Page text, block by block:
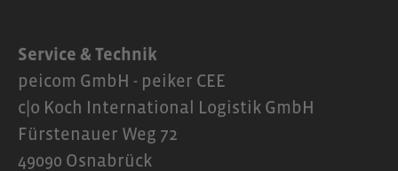
Service & Technik
peicom GmbH - peiker CEE
c|o Koch International Logistik GmbH
Fürstenauer Weg 72
49090 Osnabrück